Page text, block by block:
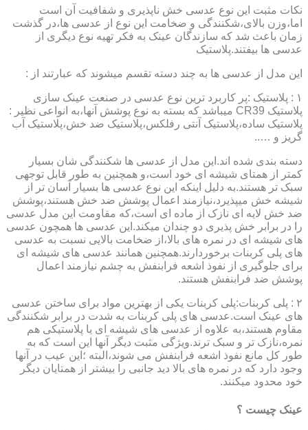
نکات مثبت این نوع عدسی خش ناپذیری و شفافیت آن است
اما،وزن بالای،شکنندگی و ضخامت این نوع از عدسی ها،در گذشت
زمان باعث شد که سازندگان عینک به فکر تهیه نوع دیگری از
عدسی ها بیفتند.پلاستیک
این مدل از عدسی ها به چند دسته تقسم میشوند که عبارتند از :
۱ : پلاستیک :پر کاربرد ترین نوع عدسی در صنعت عینک سازی
پلاستیک CR39 میباشد که بسته به نوع پوشش آنها،به انواعی نظیر :
پلاستیک ساده،پلاستیک آنتی رفلکس،پلاستیک ضد خش،پلاستیک آب
گریز و …..
دسته بندی شده اند.این مدل از عدسی ها شکنندگی شان بسیار
کمتر از همتای شیشه ای خود است،و همچنین به طور قابل توجهی
سبک تر هستند.به دلیل اینکه این نوع عدسی ها بسیار آسان تر از
شیشه خش میپذیرد،نیازمند اعمال پوشش ضد خش هستند،پوشش
ضد خش لایه ای نازک از ماده ای است،که مقاومت این مدل عدسی
را در برابر خش پذیری دو چندان میکند.این عدسی ها همچون عدسی
های شیشه ای در نمره های بالا،از ضخامت بالایی نسبت به عدسی
های پلی کربنات برخوردارند.همچنین همانند عدسی های شیشه ای
برای جلوگیری از نفوذ اشعه فرابنفش به چشم نیازمند اعمال
پوشش ضد فرابنفش هستند.
۲ : پلی کربنات:پلی کربنات یکی از بهترین مواد برای ساختن عدسی
های عینک است.عدسی های پلی کربنات به شدت در برابر شکنندگی
مقاوم هستند،به علاوه از عدسی های شیشه ای یا پلاستیکی هم
نمره،نازک تر و سبک ترند.ویژگی مثبت دیگر آنها این است که به
طور کل مانع نفوذ اشعه فرابنفش می شوند،البته ؛این عیب در آنها
وجود دارد که در نمره های بالا دید جانبی را بیشتر از همتایان دیگر
خود محدود میکنند.
عینک چیست ؟